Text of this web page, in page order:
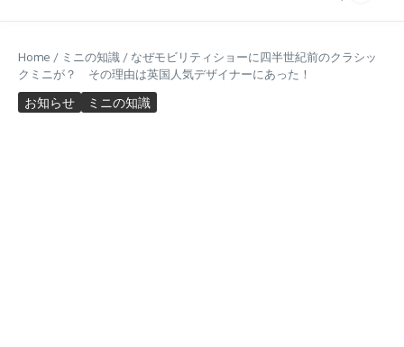
Home / ミニの知識 / なぜモビリティショーに四半世紀前のクラシッ
クミニが？ その理由は英国人気デザイナーにあった！
お知らせ ミニの知識